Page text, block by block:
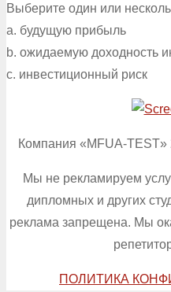
Выберите один или
a. будущую прибыль
b. ожидаемую доходность
c. инвестиционный риск
Компания «MFUA-
Мы не рекламируем
дипломных и других
реклама запрещена. Мы
ПОЛИТИКА